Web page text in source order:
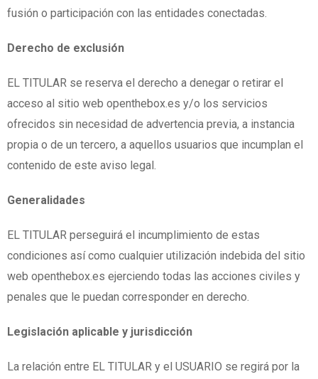
fusión o participación con las entidades conectadas.
Derecho de exclusión
EL TITULAR se reserva el derecho a denegar o retirar el
acceso al sitio web openthebox.es y/o los servicios
ofrecidos sin necesidad de advertencia previa, a instancia
propia o de un tercero, a aquellos usuarios que incumplan el
contenido de este aviso legal.
Generalidades
EL TITULAR perseguirá el incumplimiento de estas
condiciones así como cualquier utilización indebida del sitio
web openthebox.es ejerciendo todas las acciones civiles y
penales que le puedan corresponder en derecho.
Legislación aplicable y jurisdicción
La relación entre EL TITULAR y el USUARIO se regirá por la